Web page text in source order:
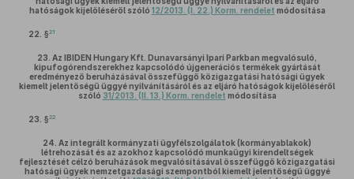
hatóságok kijelöléséről szóló 12/2013. (I. 22.) Korm. rendelet módosítása
22. §21
23. Az IBIDEN Hungary Kft. Dunavarsányi Ipari Parkban megvalósuló,
kipufogórendszerekhez kapcsolódó újgenerációs termékek gyártását
eredményező beruházásával összefüggő közigazgatási hatósági ügyek
kiemelt jelentőségű üggyé nyilvánításáról és az eljáró hatóságok kijelöléséről
szóló 31/2013. (II. 13.) Korm. rendelet módosítása
23. §22
24. Az integrált kormányzati ügyfélszolgálatok (kormányablakok)
létrehozását és az azokhoz kapcsolódó munkaügyi kirendeltségek
fejlesztését célzó beruházások megvalósításával összefüggő közigazgatási
hatósági ügyek nemzetgazdasági szempontból kiemelt jelentőségű üggyé